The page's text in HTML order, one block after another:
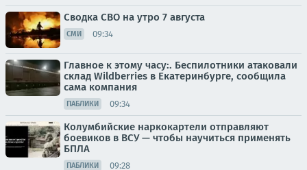
Сводка СВО на утро 7 августа
СМИ 09:34
Главное к этому часу:. Беспилотники атаковали
склад Wildberries в Екатеринбурге, сообщила
сама компания
ПАБЛИКИ 09:34
Колумбийские наркокартели отправляют
боевиков в ВСУ — чтобы научиться применять
БПЛА
ПАБЛИКИ 09:28